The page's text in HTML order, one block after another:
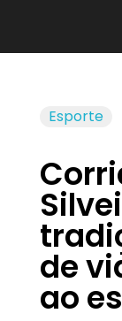
Esporte
de
ao